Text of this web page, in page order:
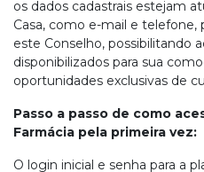
os dados cadastrais estejam
Casa, como e-mail e telefone,
este Conselho, possibilitando
disponibilizados para sua
oportunidades exclusivas de
Passo a passo de como
Farmácia pela primeira vez:
O login inicial e senha para a